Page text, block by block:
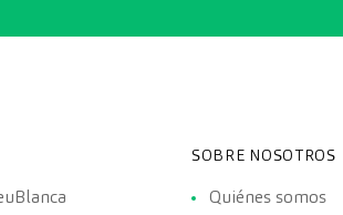
SOBRE NOSOTROS
Quiénes somos